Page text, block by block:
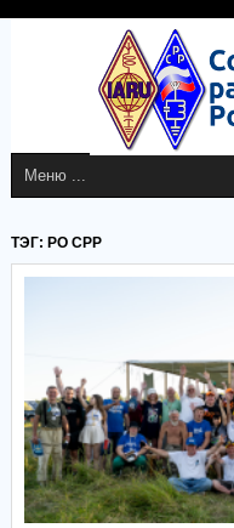
ТЭГ: РО СРР